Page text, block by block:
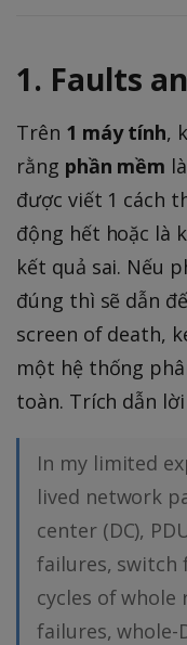
1. Faults
Trên 1 máy tính,
rằng phần mềm
được viết 1 cách
động hết hoặc là
kết quả sai. Nếu
đúng thì sẽ dẫn
screen of death,
một hệ thống
toàn. Trích dẫn
In my limited
lived network
center (DC),
failures, switch
cycles of whole
failures, whole-